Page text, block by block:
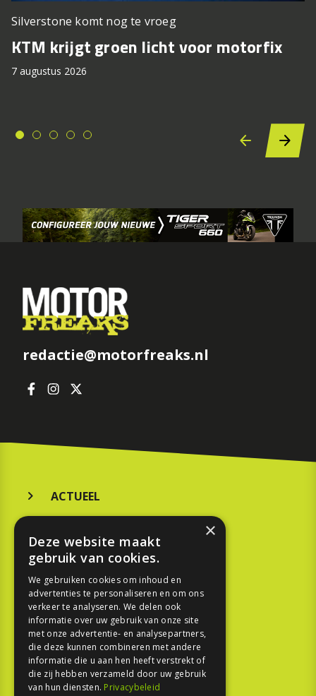
Silverstone komt nog te vroeg
KTM krijgt groen licht voor motorfix
7 augustus 2026
redactie@motorfreaks.nl
ACTUEEL
KOOPGIDS
TESTEN
SPORT
REPORTAGE
TOUREN
×
Deze website maakt
gebruik van cookies.
We gebruiken cookies om inhoud en
advertenties te personaliseren en om ons
verkeer te analyseren. We delen ook
informatie over uw gebruik van onze site
met onze advertentie- en analysepartners,
die deze kunnen combineren met andere
informatie die u aan hen heeft verstrekt of
die zij hebben verzameld door uw gebruik
van hun diensten. Privacybeleid